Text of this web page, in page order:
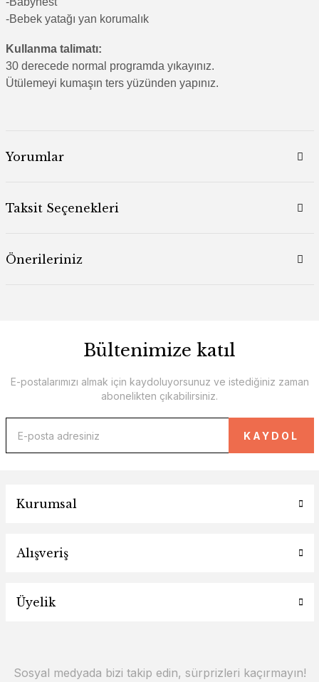
-Bebek yatağı yan korumalık
Kullanma talimatı:
30 derecede normal programda yıkayınız.
Ütülemeyi kumaşın ters yüzünden yapınız.
Yorumlar
Taksit Seçenekleri
Önerileriniz
Bültenimize katıl
E-postalarımızı almak için kaydoluyorsunuz ve istediğiniz zaman
abonelikten çıkabilirsiniz.
KAYDOL
Kurumsal
Alışveriş
Üyelik
Sosyal medyada bizi takip edin, sürprizleri kaçırmayın!